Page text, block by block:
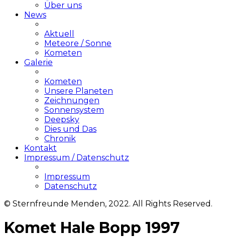
Über uns
News
Aktuell
Meteore / Sonne
Kometen
Galerie
Kometen
Unsere Planeten
Zeichnungen
Sonnensystem
Deepsky
Dies und Das
Chronik
Kontakt
Impressum / Datenschutz
Impressum
Datenschutz
© Sternfreunde Menden, 2022. All Rights Reserved.
Komet Hale Bopp 1997